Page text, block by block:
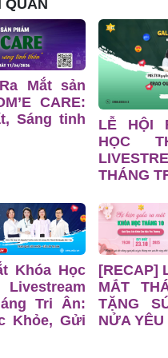
QUAN
Mắt sản
CARE:
Sáng tinh
LỄ HỘI
HỌC
THÁNG
Khóa Học
Tri Ân:
Khỏe, Gửi
[RECAP]
MẮT
TẶNG
NỬA